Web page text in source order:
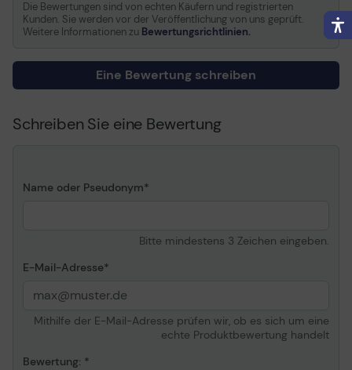
Kompatibel mit Ricoh SP C352DN
Die Bewertungen sind von echten Käufern und registrierten
Kunden. Sie werden vor der Veröffentlichung von uns geprüft.
Weitere Informationen zu Bewertungsrichtlinien.
Eine Bewertung schreiben
Schreiben Sie eine Bewertung
Name oder Pseudonym
Bitte mindestens 3 Zeichen eingeben.
E-Mail-Adresse
Mithilfe der E-Mail-Adresse prüfen wir, ob es sich um eine
echte Produktbewertung handelt
Bewertung: